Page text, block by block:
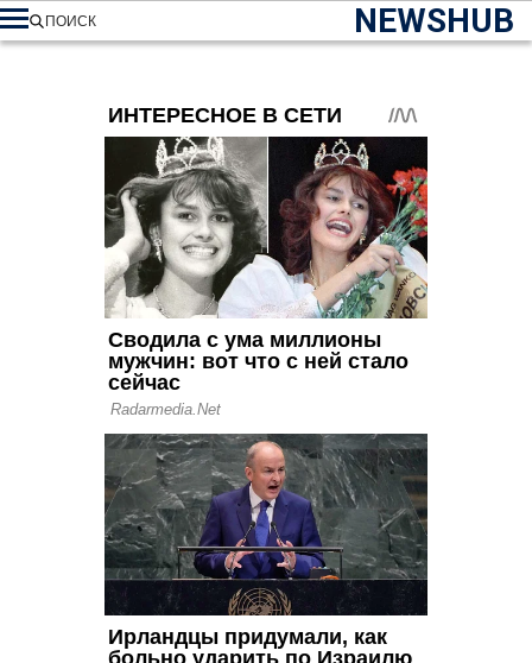
NEWSHUB
ПОИСК